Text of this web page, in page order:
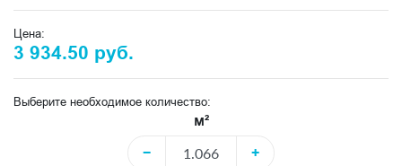
Цена:
3 934.50 руб.
Выберите необходимое количество:
м²
−
+